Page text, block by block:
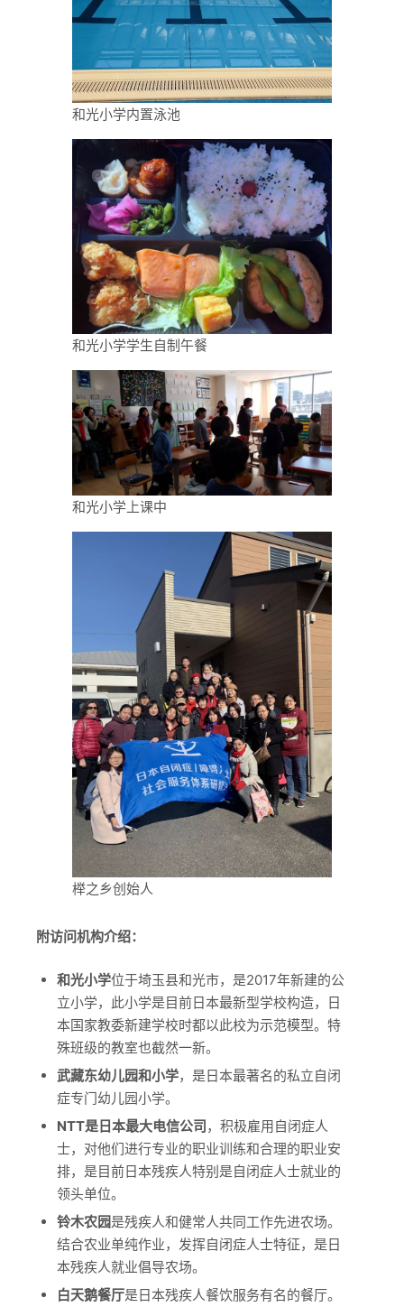
和光小学内置泳池
和光小学学生自制午餐
和光小学上课中
榉之乡创始人
附访问机构介绍：
和光小学位于埼玉县和光市，是2017年新建的公
立小学，此小学是目前日本最新型学校构造，日
本国家教委新建学校时都以此校为示范模型。特
殊班级的教室也截然一新。
武藏东幼儿园和小学，是日本最著名的私立自闭
症专门幼儿园小学。
NTT是日本最大电信公司 ，积极雇用自闭症人
士，对他们进行专业的职业训练和合理的职业安
排，是目前日本残疾人特别是自闭症人士就业的
领头单位。
铃木农园是残疾人和健常人共同工作先进农场。
结合农业单纯作业，发挥自闭症人士特征，是日
本残疾人就业倡导农场。
白天鹅餐厅是日本残疾人餐饮服务有名的餐厅。